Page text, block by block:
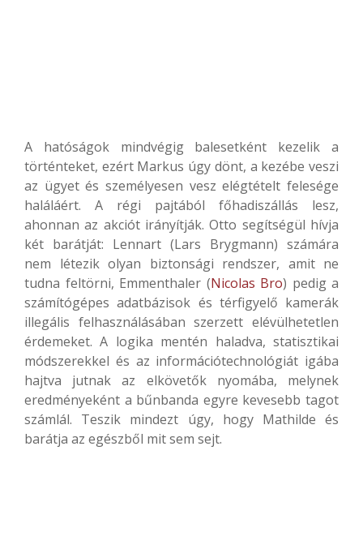
A hatóságok mindvégig balesetként kezelik a
történteket, ezért Markus úgy dönt, a kezébe veszi
az ügyet és személyesen vesz elégtételt felesége
haláláért. A régi pajtából főhadiszállás lesz,
ahonnan az akciót irányítják. Otto segítségül hívja
két barátját: Lennart (Lars Brygmann) számára
nem létezik olyan biztonsági rendszer, amit ne
tudna feltörni, Emmenthaler (Nicolas Bro) pedig a
számítógépes adatbázisok és térfigyelő kamerák
illegális felhasználásában szerzett elévülhetetlen
érdemeket. A logika mentén haladva, statisztikai
módszerekkel és az információtechnológiát igába
hajtva jutnak az elkövetők nyomába, melynek
eredményeként a bűnbanda egyre kevesebb tagot
számlál. Teszik mindezt úgy, hogy Mathilde és
barátja az egészből mit sem sejt.